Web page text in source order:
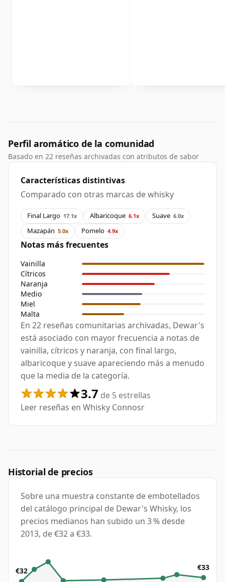
Perfil aromático de la comunidad
Basado en 22 reseñas archivadas con atributos de sabor
Características distintivas
Comparado con otras marcas de whisky
Final Largo 17.1x Albaricoque 6.1x Suave 6.0x
Mazapán 5.0x Pomelo 4.9x
Notas más frecuentes
Vainilla
Cítricos
Naranja
Medio
Miel
Malta
En 22 reseñas comunitarias archivadas, Dewar's
está asociado con mayor frecuencia a notas de
vainilla, cítricos y naranja, con final largo,
albaricoque y suave apareciendo más a menudo
que la media de la categoría.
3.7 de 5 estrellas
Leer reseñas en Whisky Connosr
Historial de precios
Sobre una muestra constante de embotellados
del catálogo principal de Dewar's Whisky, los
precios medianos han subido un 3 % desde
2013, de €32 a €33.
€32 €33